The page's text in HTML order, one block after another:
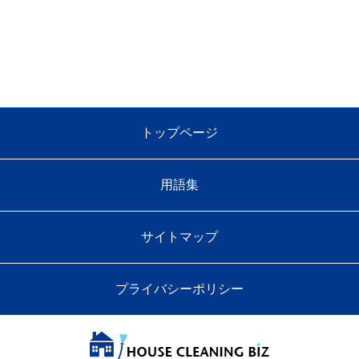
トップページ
用語集
サイトマップ
プライバシーポリシー